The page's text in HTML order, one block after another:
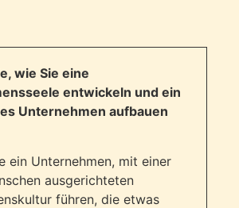
wie Sie eine
entwickeln und ein
Unternehmen aufbauen
ein Unternehmen, mit einer
ausgerichteten
führen, die etwas